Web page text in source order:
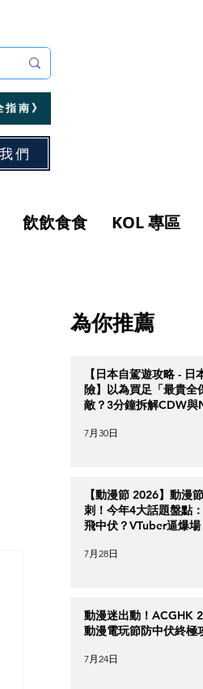
南》
們
飲飲食食 KOL 專區
為你推薦
【日本自駕遊攻略 - 日
險】以為買足「最貴全
敵？3分鐘拆解CDW與
7月30日
【動漫節 2026】動漫
刺！今年4大話題盤點
飛中伏？VTuber逼爆場
7月28日
動漫迷出動！ACGHK
動漫電玩節防中伏終極
7月24日